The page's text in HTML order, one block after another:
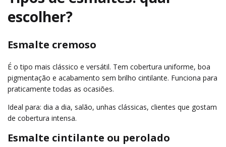
escolher?
Esmalte cremoso
É o tipo mais clássico e versátil. Tem cobertura uniforme, boa
pigmentação e acabamento sem brilho cintilante. Funciona para
praticamente todas as ocasiões.
Ideal para: dia a dia, salão, unhas clássicas, clientes que gostam
de cobertura intensa.
Esmalte cintilante ou perolado